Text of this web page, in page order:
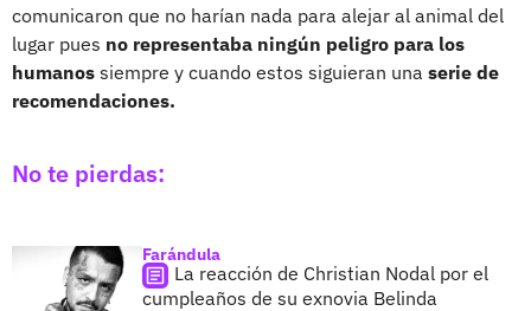
comunicaron que no harían nada para alejar al animal del
lugar pues no representaba ningún peligro para los
humanos siempre y cuando estos siguieran una serie de
recomendaciones.
No te pierdas:
Farándula
La reacción de Christian Nodal por el
cumpleaños de su exnovia Belinda